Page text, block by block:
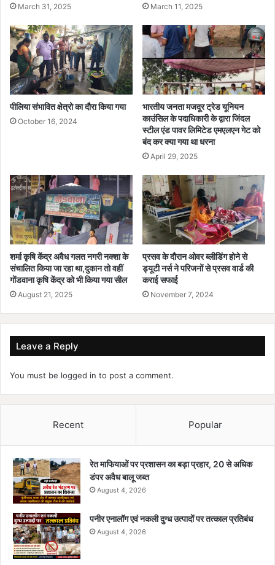
March 31, 2025 March 11, 2025
पीलिया संभावित क्षेत्रो का दौरा किया गया
October 16, 2024
भारतीय जनता मजदूर ट्रेड यूनियन
काउंसिल के पदाधिकारी के द्वारा जिंदल
स्टील एंड पावर लिमिटेड एमएलएन गेट को
बंद कर क्या गया था धरना
April 29, 2025
शर्मा कृषि केंद्र अवैध गलत नगरी नक्शा के
संचालित किया जा रहा था,दुकान तो वहीं
गोंडवाना कृषि केंद्र को भी किया गया सील
August 21, 2025
प्रसव के दौरान ओवर ब्लीडिंग होने से
ड्यूटी नर्स ने परिजनों से प्रसव वार्ड की
कराई सफाई
November 7, 2024
Leave a Reply
You must be logged in to post a comment.
Recent Popular
रेत माफियाओं पर प्रशासन का बड़ा प्रहार, 20 से अधिक
डंपर अवैध बालू जब्त
August 4, 2026
पनीर एनालॉग एवं नकली दुग्ध उत्पादों पर तत्काल प्रतिबंध
August 4, 2026